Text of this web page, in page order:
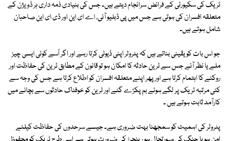
ٹریک کی سکیورٹی کے فرائض سرانجام دیتے ہیں۔ جس کی بنیادی ذمہ داری ہر ڈویژن کے
متعلقہ افسران کی ہوتی ہے جس میں پی ڈبلیو آئی، اے ای این اور ڈی ای این صاحبان
شامل ہوتے ہیں۔
جو اس بات کو یقینی بناتے ہیں کہ پٹرولر اپنی ڈیوٹی کرتا رہے اور اگر اُسے کوئی ایسی چیز
ملے یا نظر آئے جس سے ٹرین حادثہ کا امکان ہو تو قانون کے مطابق ٹرین کی حفاظت اور
روکنے کا اہتمام کرتا ہے اور پھر اپنے متعلقہ افسران کو اطلاع کرتا ہے جس کی وجہ سے
کئی مرتبہ ٹریک پر لگے ہوئے بم پکڑے گئے اور ٹرین کو خوفناک حادثوں سے بچانے میں
کارآمد ثابت ہوتے ہیں ۔
پٹرولر کی اہمیت کو سمجھنا بہت ضروری ہے۔ جیسے سرحدوں کی حفاظت کیلئے